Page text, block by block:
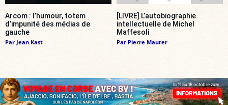
Arcom : l’humour, totem
d’impunité des médias de
gauche
Par Jean Kast
[LIVRE] L’autobiographie
intellectuelle de Michel
Maffesoli
Par Pierre Maurer